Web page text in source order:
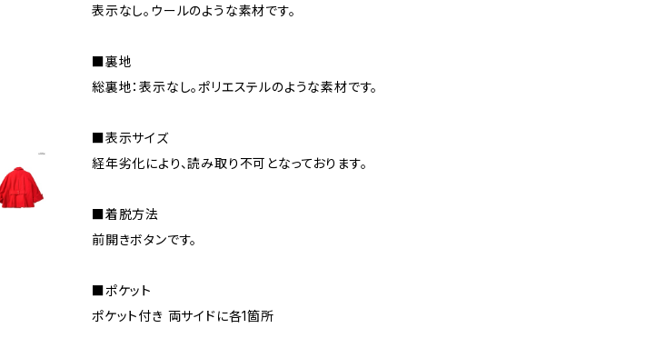
表示なし。ウールのような素材です。
■裏地
総裏地：表示なし。ポリエステルのような素材です。
■表示サイズ
経年劣化により、読み取り不可となっております。
■着脱方法
前開きボタンです。
■ポケット
ポケット付き 両サイドに各1箇所